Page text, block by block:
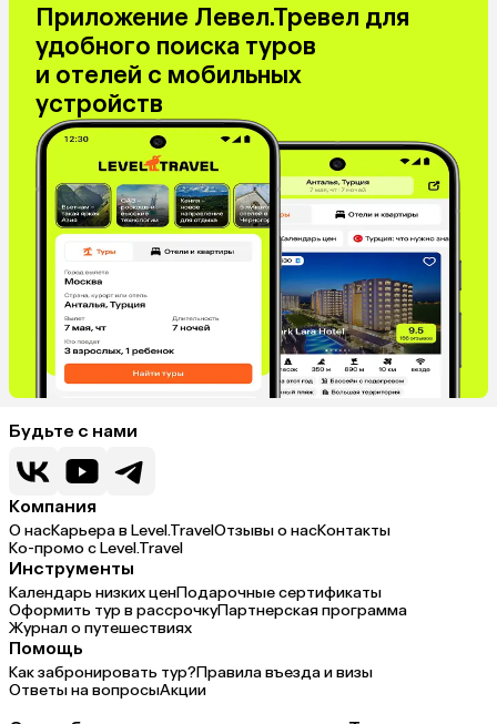
Приложение Левел.Тревел для
удобного поиска туров
и отелей с мобильных
устройств
Будьте с нами
Компания
О насКарьера в Level.TravelОтзывы о насКонтакты
Ко-промо с Level.Travel
Инструменты
Календарь низких ценПодарочные сертификаты
Оформить тур в рассрочкуПартнерская программа
Журнал о путешествиях
Помощь
Как забронировать тур?Правила въезда и визы
Ответы на вопросыАкции